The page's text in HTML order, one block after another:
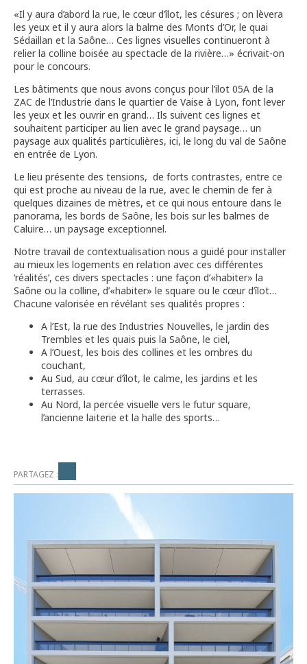
«Il y aura d’abord la rue, le cœur d’îlot, les césures ; on lèvera
les yeux et il y aura alors la balme des Monts d’Or, le quai
Sédaillan et la Saône… Ces lignes visuelles continueront à
relier la colline boisée au spectacle de la rivière…» écrivait-on
pour le concours.
Les bâtiments que nous avons conçus pour l’ilot 05A de la
ZAC de l’Industrie dans le quartier de Vaise à Lyon, font lever
les yeux et les ouvrir en grand… Ils suivent ces lignes et
souhaitent participer au lien avec le grand paysage… un
paysage aux qualités particulières, ici, le long du val de Saône
en entrée de Lyon.
Le lieu présente des tensions, de forts contrastes, entre ce
qui est proche au niveau de la rue, avec le chemin de fer à
quelques dizaines de mètres, et ce qui nous entoure dans le
panorama, les bords de Saône, les bois sur les balmes de
Caluire… un paysage exceptionnel.
Notre travail de contextualisation nous a guidé pour installer
au mieux les logements en relation avec ces différentes
‘réalités’, ces divers spectacles : une façon d’«habiter» la
Saône ou la colline, d’«habiter» le square ou le cœur d’îlot…
Chacune valorisée en révélant ses qualités propres :
A l’Est, la rue des Industries Nouvelles, le jardin des
Trembles et les quais puis la Saône, le ciel,
A l’Ouest, les bois des collines et les ombres du
couchant,
Au Sud, au cœur d’îlot, le calme, les jardins et les
terrasses.
Au Nord, la percée visuelle vers le futur square,
l’ancienne laiterie et la halle des sports…
PARTAGEZ :